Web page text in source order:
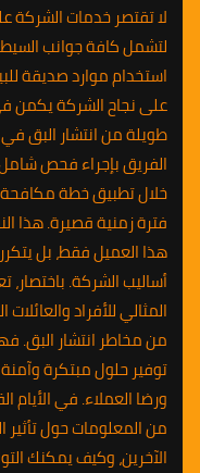
لا تقتصر خدمات الشركة
لتشمل كافة جوانب
استخدام موارد صديقة
على نجاح الشركة يكمن
طويلة من انتشار البق
الفريق بإجراء فحص
خلال تطبيق خطة مكافحة
فترة زمنية قصيرة. هذا
هذا العميل فقط، بل
أساليب الشركة. باختصار،
المثالي للأفراد
من مخاطر انتشار
توفير حلول مبتكرة
ورضا العملاء. في الأيام
من المعلومات حول تأثير
الآخرين، وكيف يمكنك